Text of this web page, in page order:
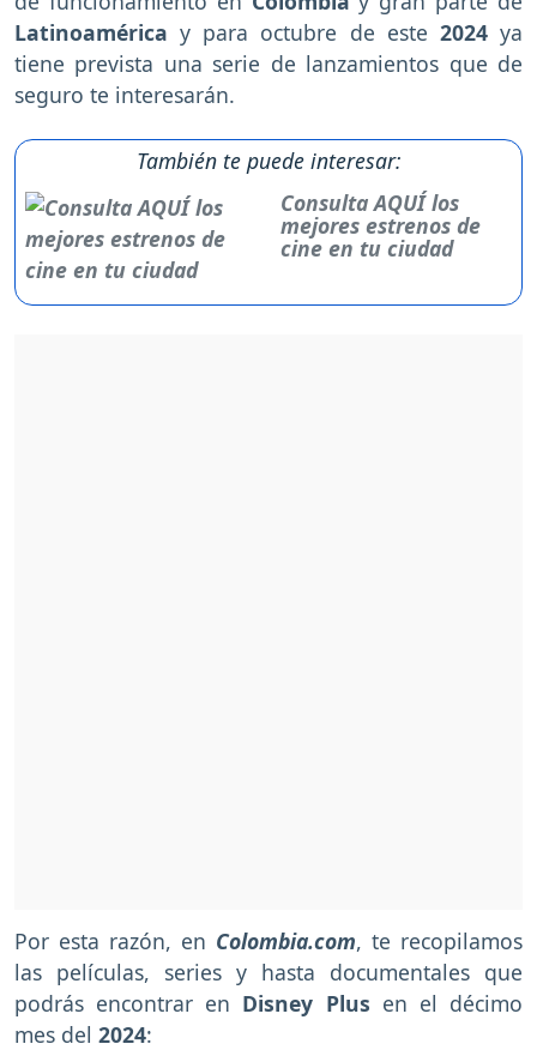
Latinoamérica y para octubre de este 2024ya
tiene prevista una serie de lanzamientos que de
seguro te interesarán.
También te puede interesar:
Consulta AQUÍ los
mejores estrenos de
cine en tu ciudad
Por esta razón, en Colombia.com, te recopilamos
las películas, series y hasta documentales que
podrás encontrar en Disney Plus en el décimo
mes del 2024: